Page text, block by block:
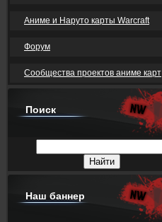
Аниме и Наруто карты Warcraft
Форум
Сообщества проектов аниме карт
Поиск
Наш баннер